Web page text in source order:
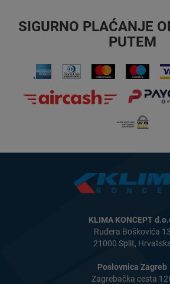
SIGURNO PLAĆANJE
PUTEM
KLIMA KONCEPT
Ruđera Boškovića 13
21000 Split,
Poslovnica Zagreb
Zagrebačka cesta